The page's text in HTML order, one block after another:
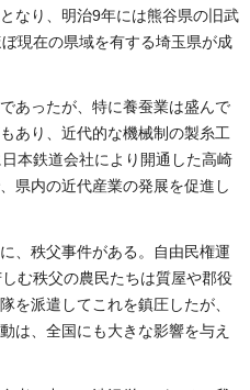
なり、明治9年には熊谷県の旧武
現在の県域を有する埼玉県が成
あったが、特に養蚕業は盛んで
あり、近代的な機械制の製糸工
本鉄道会社により開通した高崎
県内の近代産業の発展を促進し
、秩父事件がある。自由民権運
む秩父の農民たちは質屋や郡役
を派遣してこれを鎮圧したが、
は、全国にも大きな影響を与え